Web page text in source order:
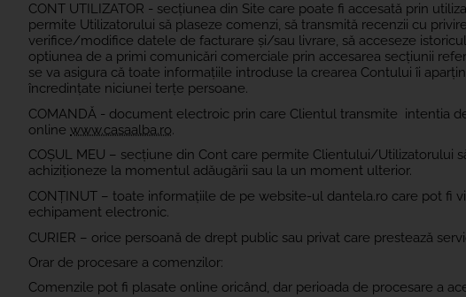
CONT UTILIZATOR - secțiunea din Site care poate fi accesată prin
permite Utilizatorului să plaseze comenzi, să transmită recenzii cu
verifice/modifice datele de facturare și/sau livrare, să acceseze
optiunea de a primi comunicări comerciale prin accesarea secțiunii
se va asigura că toate informațiile introduse la crearea Contului îi
încredințate niciunei terțe persoane.
COMANDĂ - document electroic prin care Clientul transmite intentia
online www.casaalba.ro.
COȘUL MEU – secțiune din Cont care permite Clientului/Utilizatorului
achiziționeze la momentul adăugării sau la un moment ulterior.
CONȚINUT – toate informațiile de pe website-ul dantela.ro care pot fi
echipament electronic.
CURIER – orice persoană de drept public sau privat care prestează
Orar de procesare a comenzilor:
Comenzile pot fi plasate online oricând, dar perioada de procesare a